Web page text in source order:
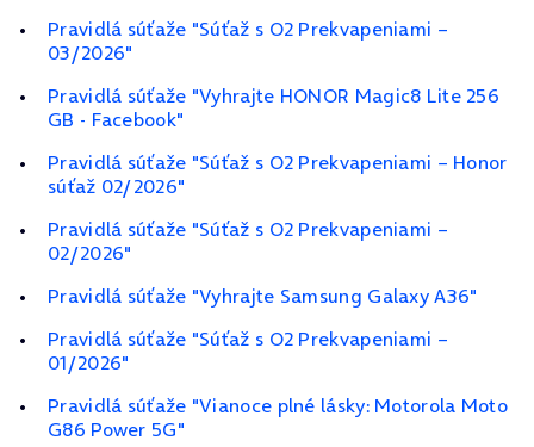
Pravidlá súťaže "Súťaž s O2 Prekvapeniami –
03/2026"
Pravidlá súťaže "Vyhrajte HONOR Magic8 Lite 256
GB - Facebook"
Pravidlá súťaže "Súťaž s O2 Prekvapeniami – Honor
súťaž 02/2026"
Pravidlá súťaže "Súťaž s O2 Prekvapeniami –
02/2026"
Pravidlá súťaže "Vyhrajte Samsung Galaxy A36"
Pravidlá súťaže "Súťaž s O2 Prekvapeniami –
01/2026"
Pravidlá súťaže "Vianoce plné lásky: Motorola Moto
G86 Power 5G"